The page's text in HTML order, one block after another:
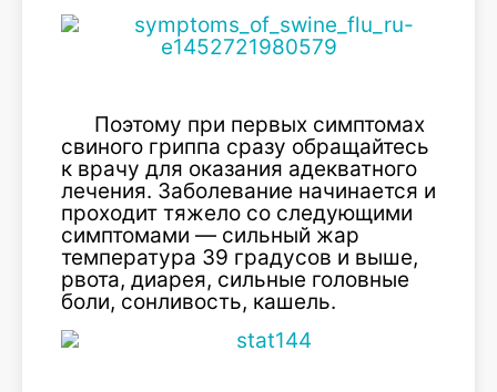
Поэтому при первых симптомах
свиного гриппа сразу обращайтесь
к врачу для оказания адекватного
лечения. Заболевание начинается и
проходит тяжело со следующими
симптомами — сильный жар
температура 39 градусов и выше,
рвота, диарея, сильные головные
боли, сонливость, кашель.